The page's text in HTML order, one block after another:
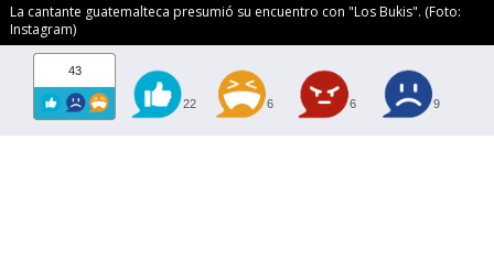
La cantante guatemalteca presumió su encuentro con "Los Bukis". (Foto:
Instagram)
43
22 6 6 9